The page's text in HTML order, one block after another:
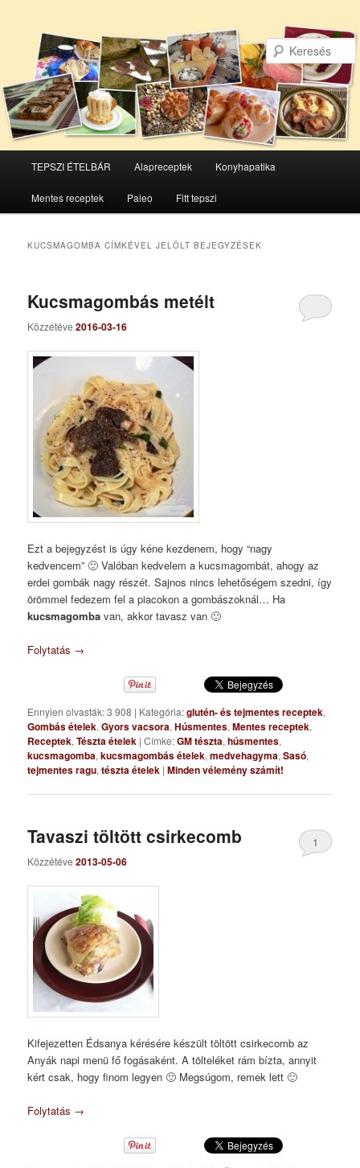
Tovább
az
Tovább
a
TEPSZI ÉTELBÁR Alapreceptek Konyhapatika
Mentes receptek Paleo Fitt tepszi
KUCSMAGOMBA CÍMKÉVEL JELÖLT BEJEGYZÉSEK
Kucsmagombás metélt
Közzétéve2016-03-16
Ezt a bejegyzést is úgy kéne kezdenem, hogy “nagy
kedvencem” 🙂 Valóban kedvelem a kucsmagombát, ahogy az
erdei gombák nagy részét. Sajnos nincs lehetőségem szedni, így
örömmel fedezem fel a piacokon a gombászoknál… Ha
kucsmagomba van, akkor tavasz van 🙂
Folytatás →
Ennyien olvasták: 3 908 | Kategória:glutén- és tejmentes receptek,
Gombás ételek,Gyors vacsora,Húsmentes,Mentes receptek,
Receptek,Tészta ételek |Címke:GM tészta,húsmentes,
kucsmagomba,kucsmagombás ételek,medvehagyma,Sasó,
tejmentes ragu,tészta ételek |Minden vélemény számít!
Tavaszi töltött csirkecomb
Közzétéve2013-05-06
1
Kifejezetten Édsanya kérésére készült töltött csirkecomb az
Anyák napi menü fő fogásaként. A tölteléket rám bízta, annyit
kért csak, hogy finom legyen 🙂 Megsúgom, remek lett 🙂
Folytatás →